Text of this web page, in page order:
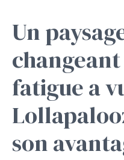
Un
fatigue a
son